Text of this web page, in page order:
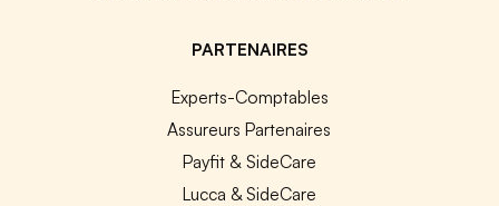
PARTENAIRES
Experts-Comptables
Assureurs Partenaires
Payfit & SideCare
Lucca & SideCare